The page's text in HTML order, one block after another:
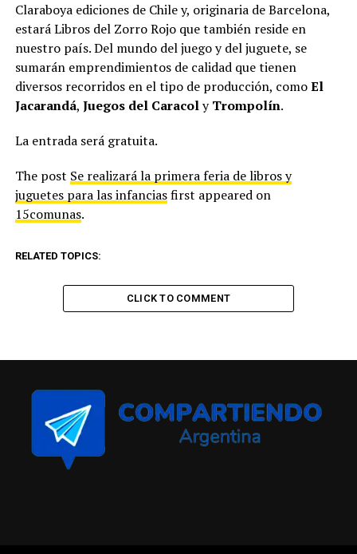
Claraboya ediciones de Chile y, originaria de Barcelona,
estará Libros del Zorro Rojo que también reside en
nuestro país. Del mundo del juego y del juguete, se
sumarán emprendimientos de calidad que tienen
diversos recorridos en el tipo de producción, comoEl
Jacarandá, Juegos del CaracolyTrompolín.
La entrada será gratuita.
The post Se realizará la primera feria de libros y
juguetes para las infanciasfirst appeared on
15comunas.
RELATED TOPICS:
CLICK TO COMMENT